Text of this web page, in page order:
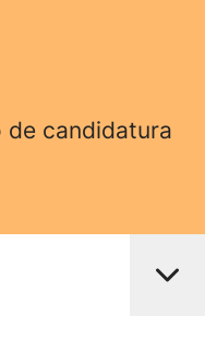
candidatura